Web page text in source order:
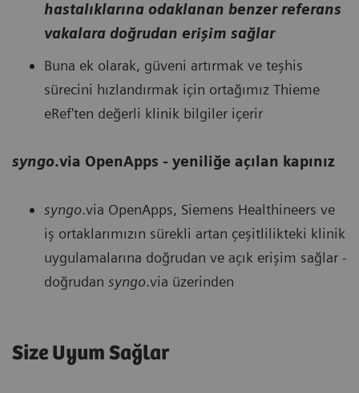
hastalıklarına odaklanan benzer referans
vakalara doğrudan erişim sağlar
Buna ek olarak, güveni artırmak ve teşhis
sürecini hızlandırmak için ortağımız Thieme
eRef'ten değerli klinik bilgiler içerir
syngo.via OpenApps - yeniliğe açılan kapınız
syngo.via OpenApps, Siemens Healthineers ve
iş ortaklarımızın sürekli artan çeşitlilikteki klinik
uygulamalarına doğrudan ve açık erişim sağlar -
doğrudan syngo.via üzerinden
Size Uyum Sağlar